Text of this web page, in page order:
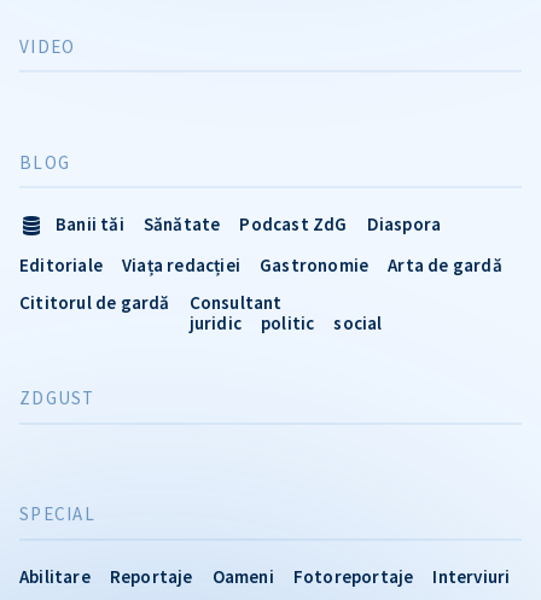
VIDEO
SPECIAL
Abilitare Reportaje Oameni Fotoreportaje
Interviuri
BLOG
Banii tăi Sănătate Podcast ZdG
Diaspora
Editoriale
Viața redacției Gastronomie
Arta de gardă
Cititorul de gardă
Consultant
juridic
politic social
ZDGUST